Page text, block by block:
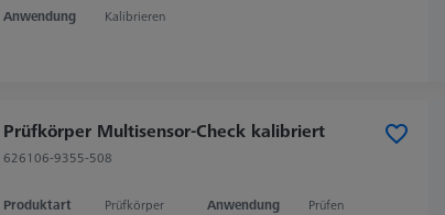
Anwendung
Kalibrieren
Prüfkörper Multisensor-Check kalibriert
626106-9355-508
Produktart Prüfkörper Anwendung
Prüfen